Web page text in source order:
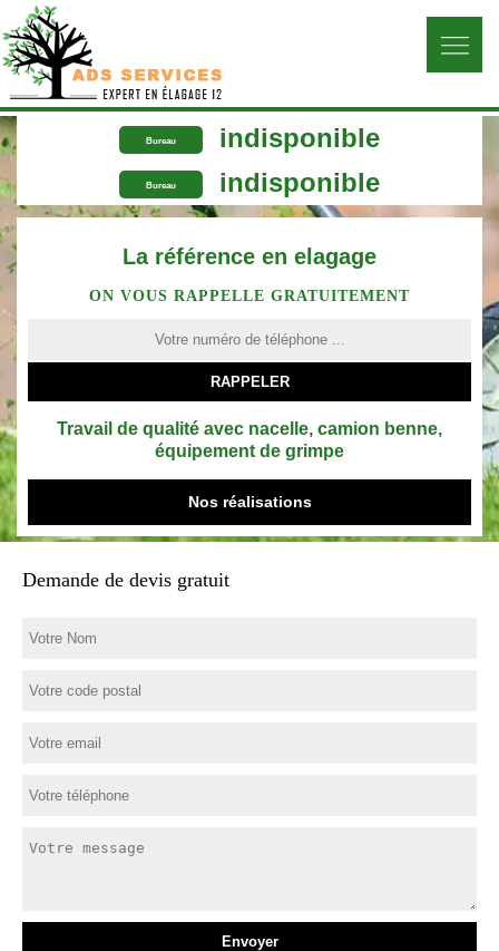
Bureau indisponible
Bureau indisponible
La référence en elagage
ON VOUS RAPPELLE GRATUITEMENT
Travail de qualité avec nacelle, camion benne,
équipement de grimpe
Nos réalisations
Demande de devis gratuit